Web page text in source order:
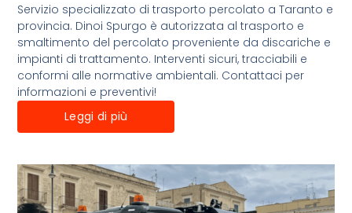
Servizio specializzato di trasporto percolato a Taranto e
provincia. Dinoi Spurgo è autorizzata al trasporto e
smaltimento del percolato proveniente da discariche e
impianti di trattamento. Interventi sicuri, tracciabili e
conformi alle normative ambientali. Contattaci per
informazioni e preventivi!
Leggi di più